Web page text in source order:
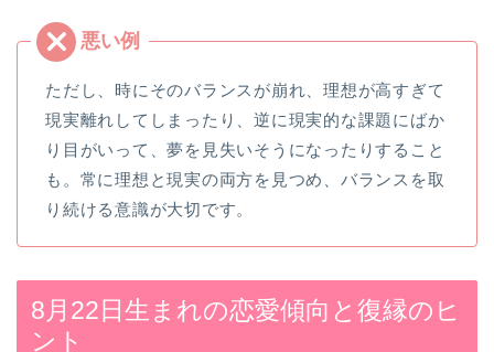
ただし、時にそのバランスが崩れ、理想が高すぎて
現実離れしてしまったり、逆に現実的な課題にばか
り目がいって、夢を見失いそうになったりすること
も。常に理想と現実の両方を見つめ、バランスを取
り続ける意識が大切です。
8月22日生まれの恋愛傾向と復縁のヒ
ント